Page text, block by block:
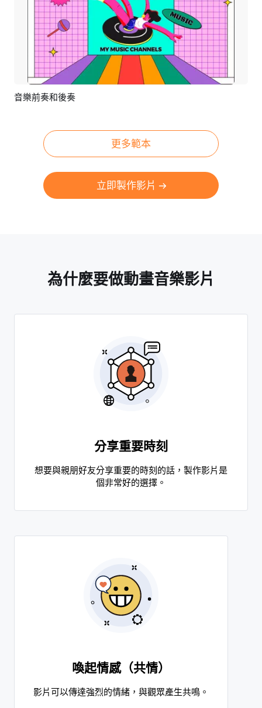
音樂前奏和後奏
更多範本
立即製作影片
為什麼要做動畫音樂影片
分享重要時刻
想要與親朋好友分享重要的時刻的話，製作影片是
個非常好的選擇。
喚起情感（共情）
影片可以傳達強烈的情緒，與觀眾產生共鳴。